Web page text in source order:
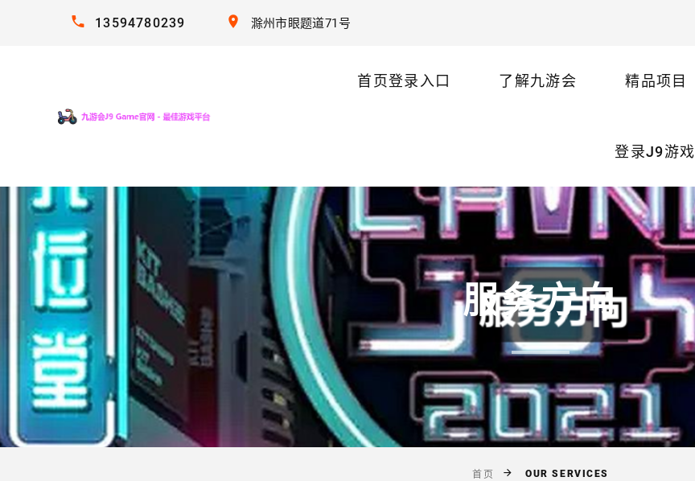
13594780239 滁州市眼题道71号
首页登录入口 了解九游会 精品项目
登录J9游戏
服务方向
首页 OUR SERVICES